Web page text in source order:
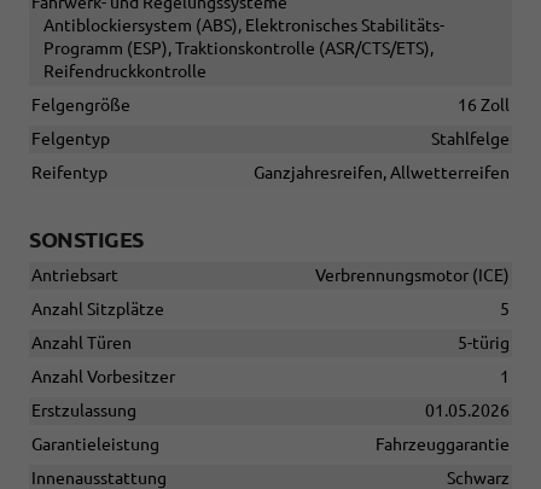
Antiblockiersystem (ABS), Elektronisches Stabilitäts-
Programm (ESP), Traktionskontrolle (ASR/CTS/ETS),
Reifendruckkontrolle
Felgengröße
16 Zoll
Felgentyp
Stahlfelge
Reifentyp
Ganzjahresreifen, Allwetterreifen
SONSTIGES
Antriebsart
Verbrennungsmotor (ICE)
Anzahl Sitzplätze
5
Anzahl Türen
5-türig
Anzahl Vorbesitzer
1
Erstzulassung
01.05.2026
Garantieleistung
Fahrzeuggarantie
Innenausstattung
Schwarz